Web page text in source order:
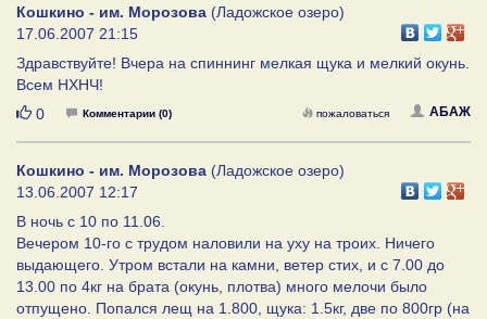
Кошкино - им. Морозова (Ладожское озеро)
17.06.2007 21:15
Здравствуйте! Вчера на спиннинг мелкая щука и мелкий окунь.
Всем НХНЧ!
Нравится
0 Комментарии (0) АБАЖ
пожаловаться
Кошкино - им. Морозова (Ладожское озеро)
13.06.2007 12:17
В ночь с 10 по 11.06.
Вечером 10-го с трудом наловили на уху на троих. Ничего
выдающего. Утром встали на камни, ветер стих, и с 7.00 до
13.00 по 4кг на брата (окунь, плотва) много мелочи было
отпущено. Попался лещ на 1.800, щука: 1.5кг, две по 800гр (на